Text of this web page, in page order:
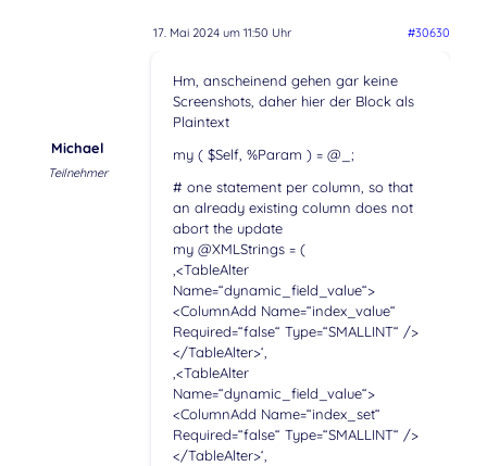
17. Mai 2024 um 11:50 Uhr #30630
Michael
Teilnehmer
Hm, anscheinend gehen gar keine
Screenshots, daher hier der Block als
Plaintext
my ( $Self, %Param ) = @_;
# one statement per column, so that
an already existing column does not
abort the update
my @XMLStrings = (
‚<TableAlter
Name=“dynamic_field_value“>
<ColumnAdd Name=“index_value“
Required=“false“ Type=“SMALLINT“ />
</TableAlter>‘,
‚<TableAlter
Name=“dynamic_field_value“>
<ColumnAdd Name=“index_set“
Required=“false“ Type=“SMALLINT“ />
</TableAlter>‘,